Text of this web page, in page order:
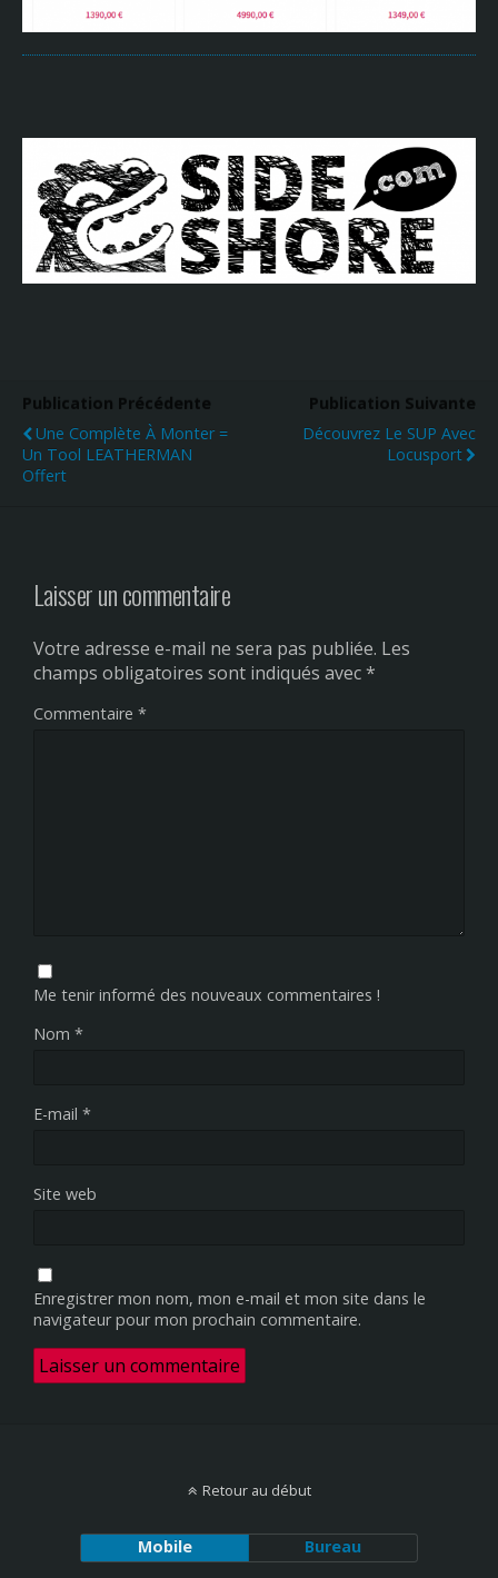
Publication Précédente
Une Complète À Monter =
Un Tool LEATHERMAN
Offert
Publication Suivante
Découvrez Le SUP Avec
Locusport
Laisser un commentaire
Votre adresse e-mail ne sera pas publiée. Les
champs obligatoires sont indiqués avec*
Commentaire *
Me tenir informé des nouveaux commentaires !
Nom *
E-mail *
Site web
Enregistrer mon nom, mon e-mail et mon site dans le
navigateur pour mon prochain commentaire.
Retour au début
Mobile Bureau